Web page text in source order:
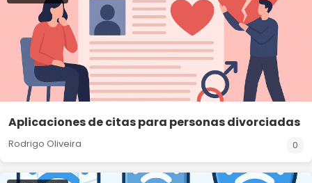
Aplicaciones de citas para personas divorciadas
Rodrigo Oliveira 0